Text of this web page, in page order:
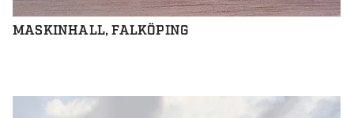
MASKINHALL, FALKÖPING